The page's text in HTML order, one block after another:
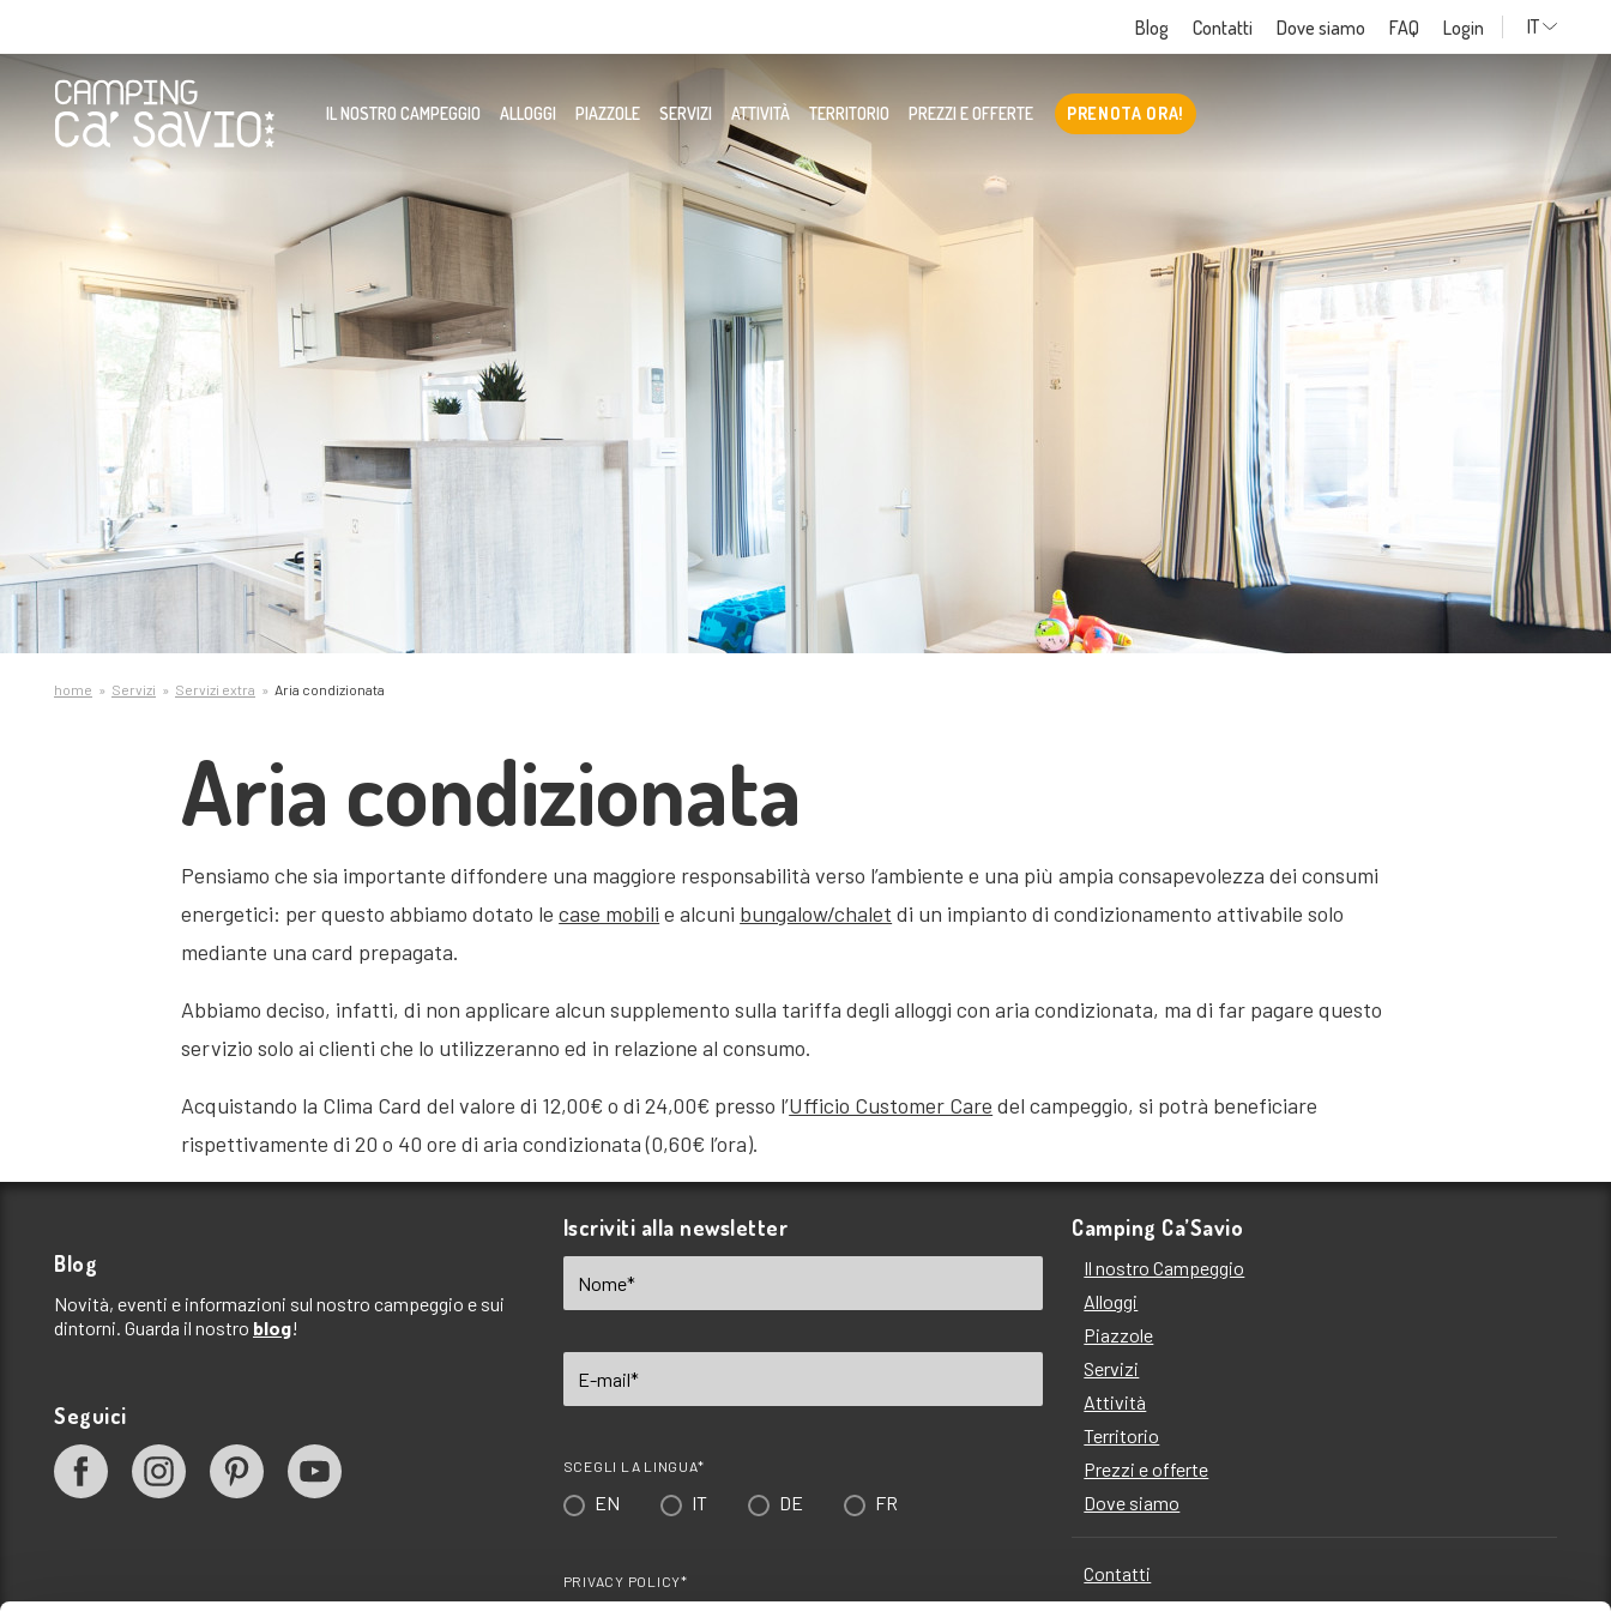
Blog Contatti Dove siamo FAQ Login IT
IL NOSTRO CAMPEGGIO ALLOGGI PIAZZOLE SERVIZI ATTIVITÀ TERRITORIO PREZZI E OFFERTE PRENOTA ORA!
home Servizi Servizi extra Aria condizionata
Aria condizionata
Pensiamo che sia importante diffondere una maggiore responsabilità verso l’ambiente e una più ampia consapevolezza dei consumi
energetici: per questo abbiamo dotato lecase mobili e alcuni bungalow/chalet di un impianto di condizionamento attivabile solo
mediante una card prepagata.
Abbiamo deciso, infatti, di non applicare alcun supplemento sulla tariffa degli alloggi con aria condizionata, ma di far pagare questo
servizio solo ai clienti che lo utilizzeranno ed in relazione al consumo.
Acquistando la Clima Card del valore di 12,00€ o di 24,00€ presso l’Ufficio Customer Care del campeggio, si potrà beneficiare
rispettivamente di 20 o 40 ore di aria condizionata (0,60€ l’ora).
Blog
Novità, eventi e informazioni sul nostro campeggio e sui
dintorni. Guarda il nostro blog!
Seguici
Iscriviti alla newsletter
SCEGLI LA LINGUA*
EN IT DE FR
PRIVACY POLICY*
Camping Ca’Savio
Il nostro Campeggio
Alloggi
Piazzole
Servizi
Attività
Territorio
Prezzi e offerte
Dove siamo
Contatti